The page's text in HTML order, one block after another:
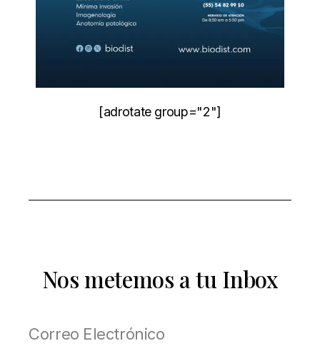
[adrotate group="2"]
Nos metemos a tu Inbox